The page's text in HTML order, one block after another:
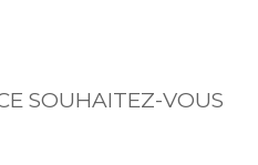
SOUHAITEZ-VOUS